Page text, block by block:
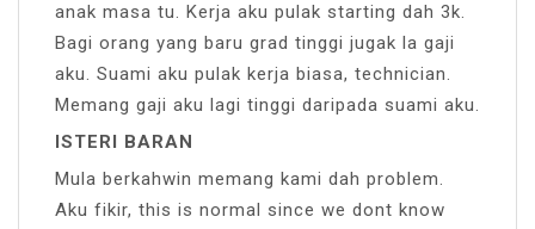
anak masa tu. Kerja aku pulak starting dah 3k.
Bagi orang yang baru grad tinggi jugak la gaji
aku. Suami aku pulak kerja biasa, technician.
Memang gaji aku lagi tinggi daripada suami aku.
ISTERI BARAN
Mula berkahwin memang kami dah problem.
Aku fikir, this is normal since we dont know